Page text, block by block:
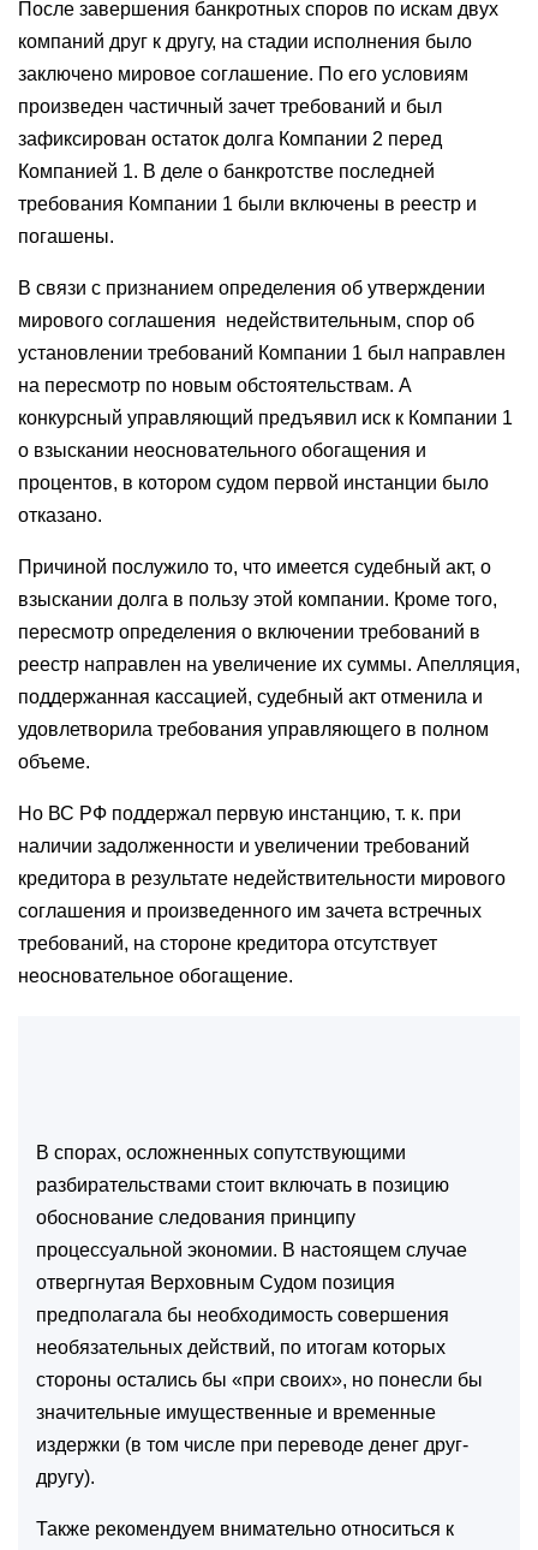
После завершения банкротных споров по искам двух
компаний друг к другу, на стадии исполнения было
заключено мировое соглашение. По его условиям
произведен частичный зачет требований и был
зафиксирован остаток долга Компании 2 перед
Компанией 1. В деле о банкротстве последней
требования Компании 1 были включены в реестр и
погашены.
В связи с признанием определения об утверждении
мирового соглашения недействительным, спор об
установлении требований Компании 1 был направлен
на пересмотр по новым обстоятельствам. А
конкурсный управляющий предъявил иск к Компании 1
о взыскании неосновательного обогащения и
процентов, в котором судом первой инстанции было
отказано.
Причиной послужило то, что имеется судебный акт, о
взыскании долга в пользу этой компании. Кроме того,
пересмотр определения о включении требований в
реестр направлен на увеличение их суммы. Апелляция,
поддержанная кассацией, судебный акт отменила и
удовлетворила требования управляющего в полном
объеме.
Но ВС РФ поддержал первую инстанцию, т. к. при
наличии задолженности и увеличении требований
кредитора в результате недействительности мирового
соглашения и произведенного им зачета встречных
требований, на стороне кредитора отсутствует
неосновательное обогащение.
В спорах, осложненных сопутствующими
разбирательствами стоит включать в позицию
обоснование следования принципу
процессуальной экономии. В настоящем случае
отвергнутая Верховным Судом позиция
предполагала бы необходимость совершения
необязательных действий, по итогам которых
стороны остались бы «при своих», но понесли бы
значительные имущественные и временные
издержки (в том числе при переводе денег друг-
другу).
Также рекомендуем внимательно относиться к